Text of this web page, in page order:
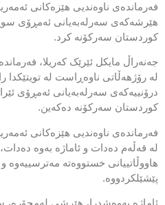
فەرماندەی ناوەندیی هێزەکانی
هێرشەکەی سەرلەبەیانی ئەمڕۆی
کوردستان سەرکۆنە کرد.
جەنەراڵ مایکل ئێرێک کەریلا،
لە رۆژهەڵاتی ناوەڕاست لە
درۆنییەکەی سەرلەبەیانی ئەمڕۆی
کوردستان سەرکۆنە دەکەین.
فەرماندەی ناوەندیی هێزەکانی
لە قەڵەم دەدات و ئاماژە بەوە
هاووڵاتییانی خستووەتە
پێشێلکردووە.